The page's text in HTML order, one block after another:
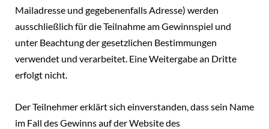
Mailadresse und gegebenenfalls Adresse) werden
ausschließlich für die Teilnahme am Gewinnspiel und
unter Beachtung der gesetzlichen Bestimmungen
verwendet und verarbeitet. Eine Weitergabe an Dritte
erfolgt nicht.
Der Teilnehmer erklärt sich einverstanden, dass sein Name
im Fall des Gewinns auf der Website des